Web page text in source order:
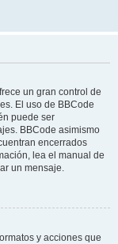
un gran control de
El uso de BBCode
puede ser
BBCode asimismo
encerrados
lea el manual de
un mensaje.
y acciones que